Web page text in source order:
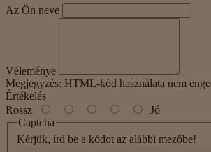
Az Ön neve
Véleménye
Megjegyzés: HTML-kód használata nem
Értékelés
Rossz
Jó
Captcha
Kérjük, írd be a kódot az alábbi mezőbe!